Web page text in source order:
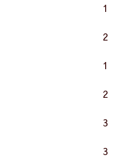
1
2
1
2
3
3